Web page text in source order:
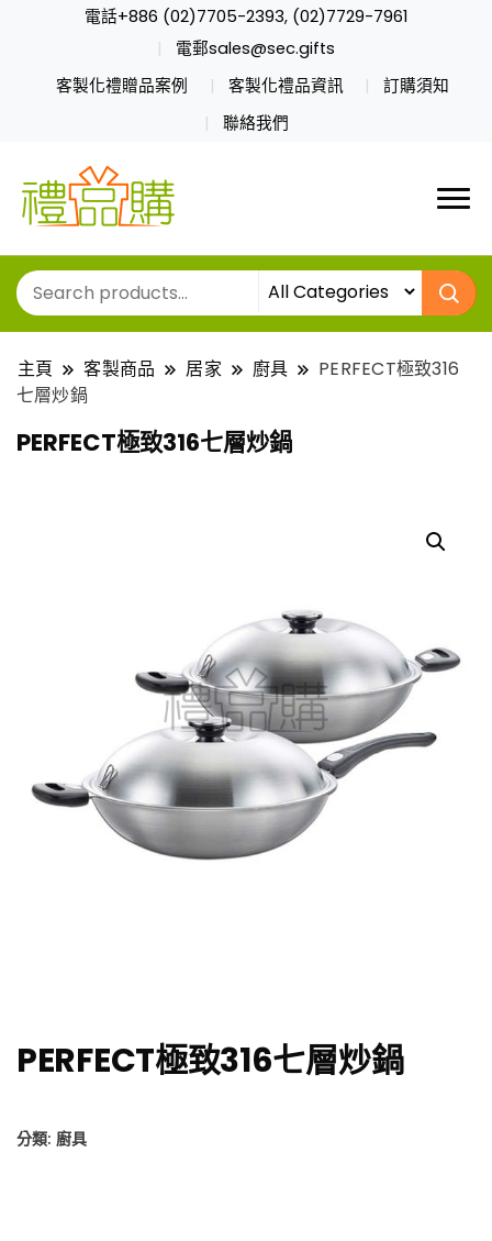
電話+886 (02)7705-2393, (02)7729-7961
電郵sales@sec.gifts
客製化禮贈品案例
客製化禮品資訊
訂購須知
聯絡我們
主頁 客製商品 居家 廚具
PERFECT極致316
七層炒鍋
PERFECT極致316七層炒鍋
PERFECT極致316七層炒鍋
分類: 廚具